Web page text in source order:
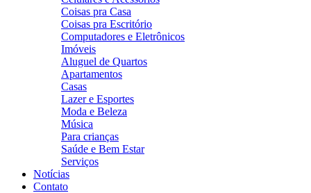
Coisas pra Casa
Coisas pra Escritório
Computadores e Eletrônicos
Imóveis
Aluguel de Quartos
Apartamentos
Casas
Lazer e Esportes
Moda e Beleza
Música
Para crianças
Saúde e Bem Estar
Serviços
Notícias
Contato